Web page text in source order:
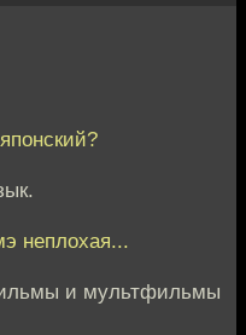
неплохая...
и мультфильмы